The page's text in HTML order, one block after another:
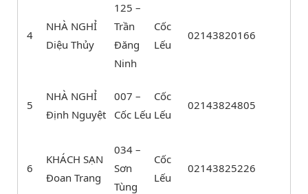
4
NHÀ NGHỈ
Diệu Thủy
125 –
Trần
Đăng
Ninh
Cốc
Lếu
02143820166
5
NHÀ NGHỈ
Định Nguyệt
007 –
Cốc Lếu
Cốc
Lếu
02143824805
6
KHÁCH SẠN
Đoan Trang
034 –
Sơn
Tùng
Cốc
Lếu
02143825226